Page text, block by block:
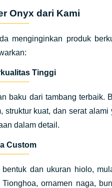
Onyx dari Kami
menginginkan produk
Tinggi
baku dari tambang
struktur kuat, dan serat
dalam detail.
Custom
bentuk dan ukuran hiolo,
ornamen naga,